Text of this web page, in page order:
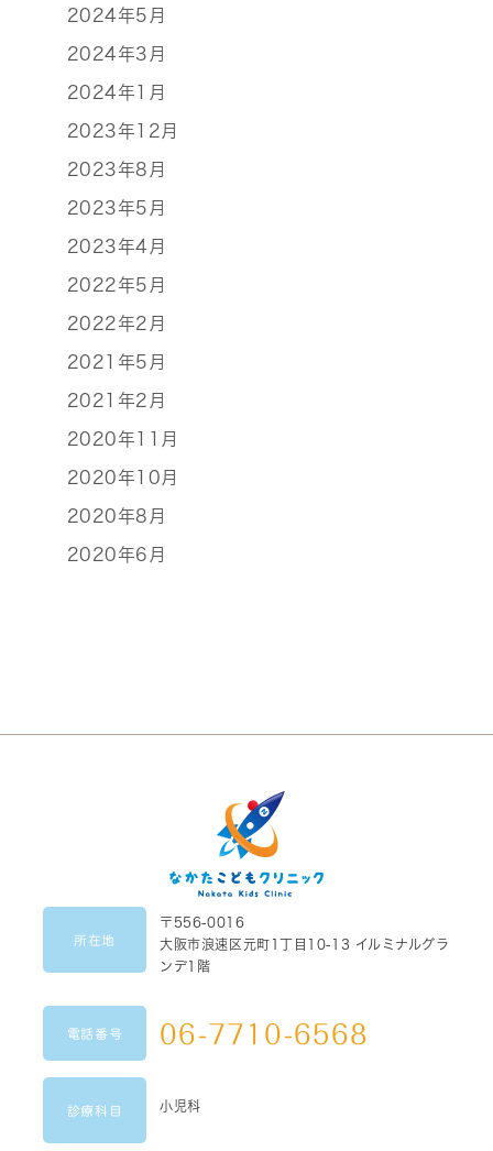
2024年5月
2024年3月
2024年1月
2023年12月
2023年8月
2023年5月
2023年4月
2022年5月
2022年2月
2021年5月
2021年2月
2020年11月
2020年10月
2020年8月
2020年6月
所在地
〒556-0016
大阪市浪速区元町1丁目10-13 イルミナルグラ
ンデ1階
電話番号 06-7710-6568
診療科目 小児科